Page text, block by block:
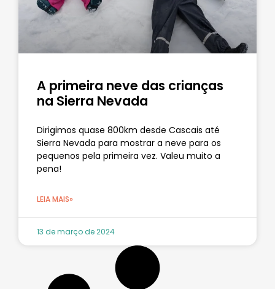
A primeira neve das crianças
na Sierra Nevada
Dirigimos quase 800km desde Cascais até
Sierra Nevada para mostrar a neve para os
pequenos pela primeira vez. Valeu muito a
pena!
LEIA MAIS»
13 de março de 2024